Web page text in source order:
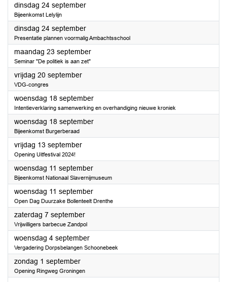
dinsdag 24 september2024
Bijeenkomst Lelylijn
dinsdag 24 september2024
Presentatie plannen voormalig Ambachtsschool
maandag 23 september2024
Seminar "De politiek is aan zet"
vrijdag 20 september2024
VDG-congres
woensdag 18 september2024
Intentieverklaring samenwerking en overhandiging nieuwe kroniek
woensdag 18 september2024
Bijeenkomst Burgerberaad
vrijdag 13 september2024
Opening Uitfestival 2024!
woensdag 11 september2024
Bijeenkomst Nationaal Slavernijmuseum
woensdag 11 september2024
Open Dag Duurzake Bollenteelt Drenthe
zaterdag 7 september2024
Vrijwilligers barbecue Zandpol
woensdag 4 september2024
Vergadering Dorpsbelangen Schoonebeek
zondag 1 september2024
Opening Ringweg Groningen